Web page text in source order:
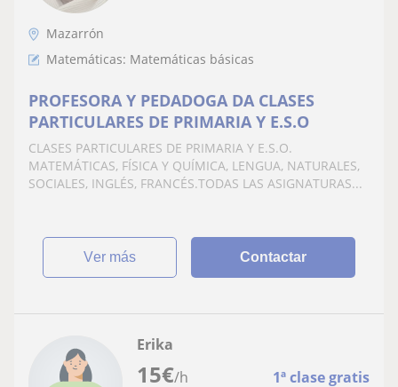
Mazarrón
Matemáticas: Matemáticas básicas
PROFESORA Y PEDADOGA DA CLASES
PARTICULARES DE PRIMARIA Y E.S.O
CLASES PARTICULARES DE PRIMARIA Y E.S.O.
MATEMÁTICAS, FÍSICA Y QUÍMICA, LENGUA, NATURALES,
SOCIALES, INGLÉS, FRANCÉS.TODAS LAS ASIGNATURAS...
ver más Contactar
15€/h 1ª clase gratis
Erika